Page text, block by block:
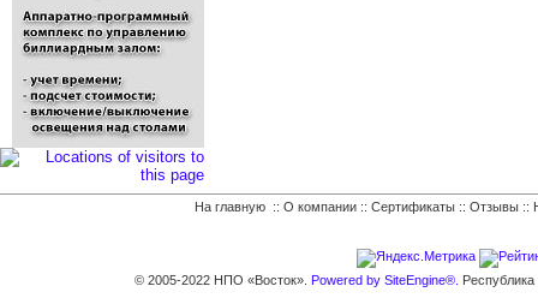
На главную :: О компании :: Сертификаты :: Отзывы ::
© 2005-2022 НПО «Восток». Powered by SiteEngine®.